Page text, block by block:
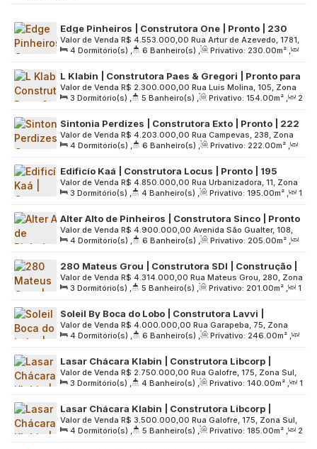
Edge Pinheiros | Construtora One | Pronto | 230
metros | 04 suítes | 03 vagas
R$ 4.553.000,00
Valor de Venda
Rua Artur de Azevedo, 1781,
Zona Oeste, 05404-014, Pinheiros, São Paulo, São Paulo,
Brasil
4 Dormitório(s) , 6 Banheiro(s) , Privativo: 230.00m² ,
2 Sala(s) , 4 Suíte(s) , 3 Vaga(s) , Útil: 230.00m² ,
Terreno: 2689.00m²
L Klabin | Construtora Paes & Gregori | Pronto para
Morar | 154 metros | 03 suítes | hall privativo | 02
vagas
R$ 2.300.000,00
Valor de Venda
Rua Luís Molina, 105, Zona
Sul, 04116-280, Jardim Vila Mariana, São Paulo, São Paulo,
Brasil
3 Dormitório(s) , 5 Banheiro(s) , Privativo: 154.00m² ,
2
Sala(s) , 3 Suíte(s) , 2 Vaga(s) , Útil: 154.00m² ,
Terreno: 2031.00m²
Sintonia Perdizes | Construtora Exto | Pronto | 222
metros | 04 suítes | 03 vagas
R$ 4.203.000,00
Valor de Venda
Rua Campevas, 238, Zona
Oeste, 05016-010, Perdizes, São Paulo, São Paulo, Brasil
4 Dormitório(s) , 6 Banheiro(s) , Privativo: 222.00m² ,
2 Sala(s) , 4 Suíte(s) , 3 Vaga(s) , Útil: 222.00m² ,
Terreno: 4280 .00m²
Edificío Kaá | Construtora Locus | Pronto | 195
metros | 03 suítes | 02 vagas
R$ 4.850.000,00
Valor de Venda
Rua Urbanizadora, 11, Zona
Oeste, 01252-040, Sumaré, São Paulo, São Paulo, Brasil
3 Dormitório(s) , 4 Banheiro(s) , Privativo: 195.00m² ,
1
Sala(s) , 3 Suíte(s) , 2 Vaga(s) , Útil: 195.00m² ,
Terreno: 1963.00m²
Alter Alto de Pinheiros | Construtora Sinco | Pronto
| 205 metros | 04 suítes | Hall Privativo | 03 vagas
R$ 4.900.000,00
Valor de Venda
Avenida São Gualter, 108,
Zona Oeste, 05455-000, Vila Ida, São Paulo, São Paulo,
Brasil
4 Dormitório(s) , 6 Banheiro(s) , Privativo: 205.00m² ,
2 Sala(s) , 4 Suíte(s) , 3 Vaga(s) , Útil: 205.00m² ,
Terreno: 3740.00m²
280 Mateus Grou | Construtora SDI | Construção |
201 metros | 03 suítes | Varanda Gourmet | 03
vagas
R$ 4.314.000,00
Valor de Venda
Rua Mateus Grou, 280, Zona
Oeste, 05415-040, Pinheiros, São Paulo, São Paulo, Brasil
3 Dormitório(s) , 5 Banheiro(s) , Privativo: 201.00m² ,
1
Sala(s) , 3 Suíte(s) , 3 Vaga(s) , Útil: 201.00m² ,
Terreno: 2012.00 m²
Soleil By Boca do Lobo | Construtora Lavvi |
Construção | 246 Metros | 04 Suítes | Hall Privativo
| 03 Vagas
R$ 4.000.000,00
Valor de Venda
Rua Garapeba, 75, Zona
Sul, 04116-210, Jardim Vila Mariana, São Paulo, São Paulo,
Brasil
4 Dormitório(s) , 6 Banheiro(s) , Privativo: 246.00m² ,
2 Sala(s) , 4 Suíte(s) , 4 Vaga(s) , Útil: 246.00m² ,
Terreno: 3118.00m²
Lasar Chácara Klabin | Construtora Libcorp |
Pronto | 140 metros | 03 suítes | varanda gourmet |
hall privativo | 02 vagas
R$ 2.750.000,00
Valor de Venda
Rua Galofre, 175, Zona Sul,
04116-240, Jardim Vila Mariana, São Paulo, São Paulo, Brasil
3 Dormitório(s) , 4 Banheiro(s) , Privativo: 140.00m² ,
1
Sala(s) , 3 Suíte(s) , 2 Vaga(s) , Útil: 140.00m² ,
Terreno: 2639.00 m²
Lasar Chácara Klabin | Construtora Libcorp |
Pronto | 185 metos | 04 dormitórios | 03 suítes |
hall privativo | 03 vagas
R$ 3.500.000,00
Valor de Venda
Rua Galofre, 175, Zona Sul,
04116-240, Jardim Vila Mariana, São Paulo, São Paulo, Brasil
4 Dormitório(s) , 5 Banheiro(s) , Privativo: 185.00m² ,
2
Sala(s) , 3 Suíte(s) , 3 Vaga(s) , Útil: 185.00m² ,